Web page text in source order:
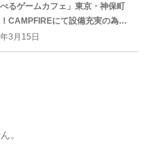
べるゲームカフェ」東京・神保町
CAMPFIREにて設備充実の為、
ディング実施
3月15日
。